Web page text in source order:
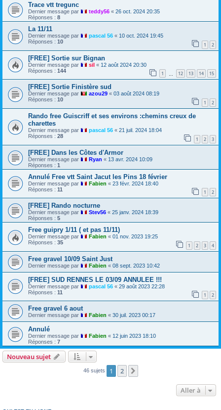
Trace vtt tregunc
Dernier message par teddy56 « 26 oct. 2024 20:35
Réponses : 8
La 11/11
Dernier message par pascal 56 « 10 oct. 2024 19:45
Réponses : 10 1 2
[FREE] Sortie sur Bignan
Dernier message par sil « 12 août 2024 20:30
Réponses : 144 1 12 13 14 15
[FREE] Sortie Finistère sud
Dernier message par azou29 « 03 août 2024 08:19
Réponses : 10 1 2
Rando free Guiscriff et ses environs :chemins creux de
charettes
Dernier message par pascal 56 « 21 juil. 2024 18:04
Réponses : 28 1 2 3
[FREE] Dans les Côtes d'Armor
Dernier message par Ryan « 13 avr. 2024 10:09
Réponses : 1
Annulé Free vtt Saint Jacut les Pins 18 février
Dernier message par Fabien « 23 févr. 2024 18:40
Réponses : 11 1 2
[FREE] Rando nocturne
Dernier message par Stev56 « 25 janv. 2024 18:39
Réponses : 5
Free guipry 1/11 ( et pas 11/11)
Dernier message par Fabien « 01 nov. 2023 19:25
Réponses : 35 1 2 3 4
Free gravel 10/09 Saint Just
Dernier message par Fabien « 08 sept. 2023 10:42
[FREE] SUD RENNES LE 03/09 ANNULEE !!!
Dernier message par pascal 56 « 29 août 2023 22:28
Réponses : 11 1 2
Free gravel 6 aout
Dernier message par Fabien « 30 juil. 2023 00:17
Annulé
Dernier message par Fabien « 12 juin 2023 18:10
Réponses : 7
Nouveau sujet
46 sujets 1 2
Aller à